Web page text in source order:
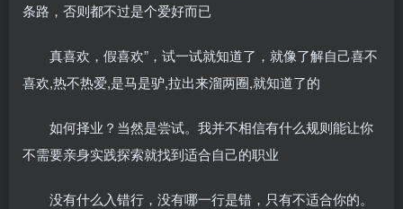
条路，否则都不过是个爱好而已
真喜欢，假喜欢”，试一试就知道了，就像了解自己喜不
喜欢,热不热爱,是马是驴,拉出来溜两圈,就知道了的
如何择业？当然是尝试。我并不相信有什么规则能让你
不需要亲身实践探索就找到适合自己的职业
没有什么入错行，没有哪一行是错，只有不适合你的。